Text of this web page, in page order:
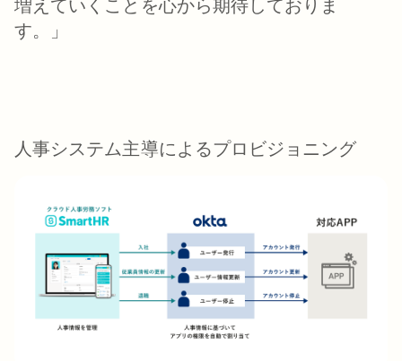
増えていくことを心から期待しておりま
す。」
人事システム主導によるプロビジョニング​